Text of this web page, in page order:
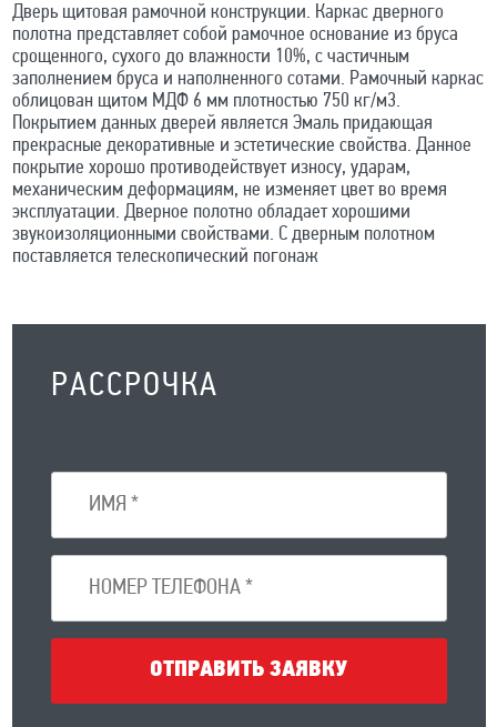
Дверь щитовая рамочной конструкции. Каркас дверного
полотна представляет собой рамочное основание из бруса
срощенного, сухого до влажности 10%, с частичным
заполнением бруса и наполненного сотами. Рамочный каркас
облицован щитом МДФ 6 мм плотностью 750 кг/м3.
Покрытием данных дверей является Эмаль придающая
прекрасные декоративные и эстетические свойства. Данное
покрытие хорошо противодействует износу, ударам,
механическим деформациям, не изменяет цвет во время
эксплуатации. Дверное полотно обладает хорошими
звукоизоляционными свойствами. С дверным полотном
поставляется телескопический погонаж
РАССРОЧКА
ОТПРАВИТЬ ЗАЯВКУ